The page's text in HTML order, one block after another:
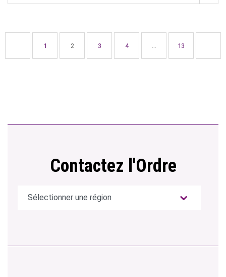
1 2 3 4 13
Contactez l'Ordre